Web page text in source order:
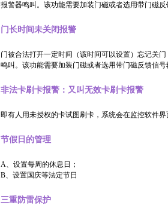
报警器鸣叫。该功能需要加装门磁或者选用带门磁反
门长时间未关闭报警
门被合法打开一定时间（该时间可以设置）忘记关
鸣叫。该功能需要加装门磁或者选用带门磁反馈信号
非法卡刷卡报警：又叫无效卡刷卡报警
即有人用未授权的卡试图刷卡，系统会在监控软件
节假日的管理
A、设置每周的休息日；
B、设置国庆等法定节日
三重防雷保护